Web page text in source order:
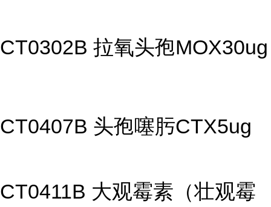
CT0302B 拉氧头孢MOX30ug
CT0407B 头孢噻肟CTX5ug
CT0411B 大观霉素（壮观霉